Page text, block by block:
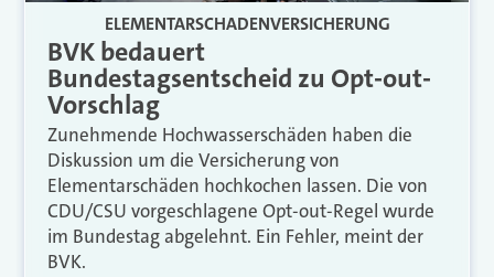
ELEMENTARSCHADENVERSICHERUNG
BVK bedauert
Bundestagsentscheid zu Opt-out-
Vorschlag
Zunehmende Hochwasserschäden haben die
Diskussion um die Versicherung von
Elementarschäden hochkochen lassen. Die von
CDU/CSU vorgeschlagene Opt-out-Regel wurde
im Bundestag abgelehnt. Ein Fehler, meint der
BVK.